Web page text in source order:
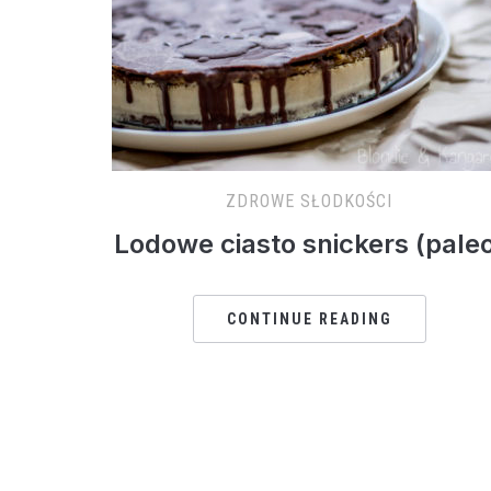
ZDROWE SŁODKOŚCI
Lodowe ciasto snickers
CONTINUE READING